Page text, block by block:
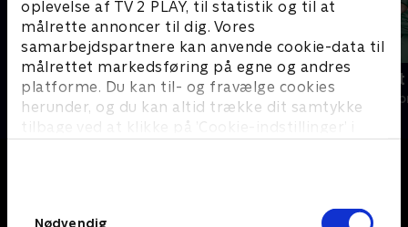
oplevelse af TV 2 PLAY, til statistik og til at
målrette annoncer til dig. Vores
samarbejdspartnere kan anvende cookie-data til
målrettet markedsføring på egne og andres
platforme. Du kan til- og fravælge cookies
herunder, og du kan altid trække dit samtykke
tilbage ved at klikke på ’Cookie-indstillinger’ i
Nødvendig
Happy fucking Pride
Drama • 1 sæsoner
Fake Patient
Drama • 1